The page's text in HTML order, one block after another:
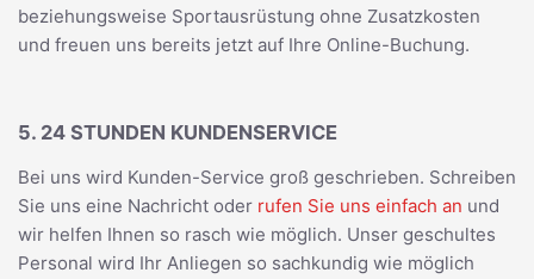
beziehungsweise Sportausrüstung ohne Zusatzkosten
und freuen uns bereits jetzt auf Ihre Online-Buchung.
5. 24 STUNDEN KUNDENSERVICE
Bei uns wird Kunden-Service groß geschrieben. Schreiben
Sie uns eine Nachricht oder rufen Sie uns einfach an und
wir helfen Ihnen so rasch wie möglich. Unser geschultes
Personal wird Ihr Anliegen so sachkundig wie möglich